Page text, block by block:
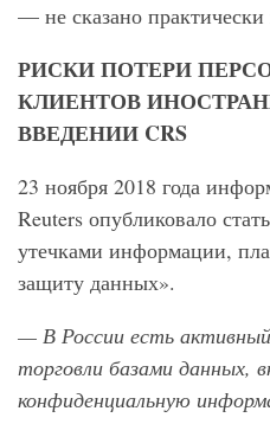
— не сказано практически
РИСКИ ПОТЕРИ
КЛИЕНТОВ
ВВЕДЕНИИ CRS
23 ноября 2018 года
Reuters опубликовало
утечками информации,
защиту данных».
— В России есть
торговли базами данных,
конфиденциальную